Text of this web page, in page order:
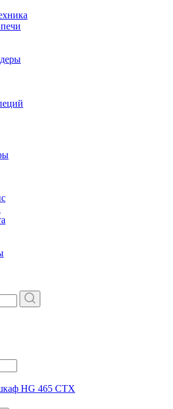
HG 465 CTX